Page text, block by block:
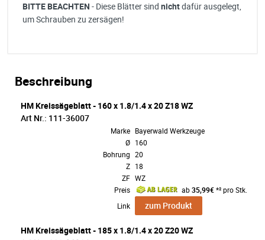
BITTE BEACHTEN - Diese Blätter sind nichtdafür ausgelegt,
um Schrauben zu zersägen!
Beschreibung
HM Kreissägeblatt - 160 x 1.8/1.4 x 20 Z18 WZ
Art Nr.: 111-36007
Marke Bayerwald Werkzeuge
Ø 160
Bohrung 20
Z 18
ZF WZ
Preis
ab35,99€*² pro Stk.
Link
zum Produkt
HM Kreissägeblatt - 185 x 1.8/1.4 x 20 Z20 WZ